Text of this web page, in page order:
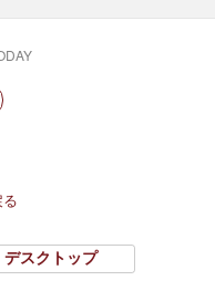
デスクトップ